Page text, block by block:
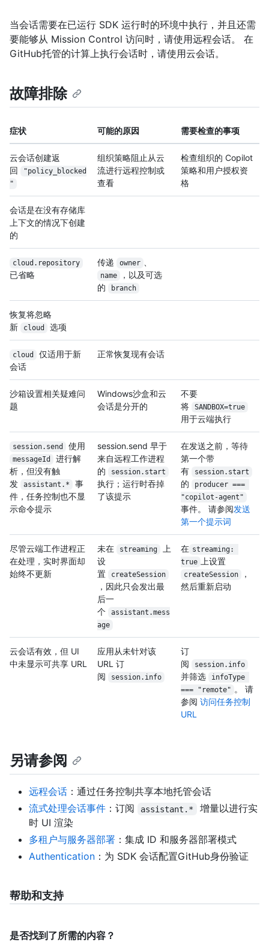
当会话需要在已运行 SDK 运行时的环境中执行，并且还需
要能够从 Mission Control 访问时，请使用远程会话。 在
GitHub托管的计算上执行会话时，请使用云会话。
故障排除
症状 可能的原因 需要检查的事项
云会话创建返
回
"policy_blocked
"
组织策略阻止从云
流进行远程控制或
查看
检查组织的 Copilot
策略和用户授权资
格
会话是在没有存储库
上下文的情况下创建
的
cloud.repository
已省略
传递 owner
name
，以及可选
的
branch
恢复将忽略
新
cloud 选项
cloud
仅适用于新
会话
正常恢复现有会话
沙箱设置相关疑难问
题
Windows沙盒和云
会话是分开的
不要
将
SANDBOX=true
用于云端执行
session.send 使用
messageId
进行解
析，但没有触
发
assistant.*
事
件，任务控制也不显
示命令提示
session.send 早于
来自远程工作进程
的
session.start
执行；运行时吞掉
了该提示
在发送之前，等待
第一个带
有
session.start
的
producer ===
"copilot-agent"
事件。 请参阅发送
第一个提示词
尽管云端工作进程正
在处理，实时界面却
始终不更新
未在 streaming
上
设
置
createSession
，因此只会发出最
后一
个
assistant.mess
age
在 streaming:
true
上设置
createSession
，
然后重新启动
云会话有效，但 UI
中未显示可共享 URL
应用从未针对该
URL 订
阅
session.info
订
阅
session.info
并筛选
infoType
=== "remote" 。 请
参阅 访问任务控制
URL
另请参阅
远程会话 ：通过任务控制共享本地托管会话
流式处理会话事件 ：订阅 assistant.*
增量以进行实
时 UI 渲染
多租户与服务器部署 ：集成 ID 和服务器部署模式
Authentication ：为 SDK 会话配置GitHub身份验证
帮助和支持
是否找到了所需的内容？